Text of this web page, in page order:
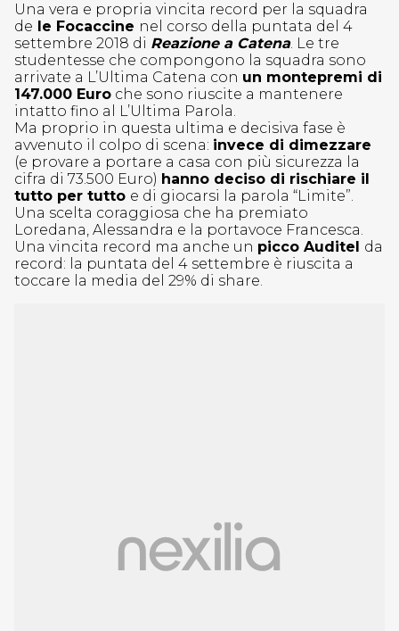
Una vera e propria vincita record per la squadra
de le Focaccine nel corso della puntata del 4
settembre 2018 di Reazione a Catena. Le tre
studentesse che compongono la squadra sono
arrivate a L’Ultima Catena con un montepremi di
147.000 Euro che sono riuscite a mantenere
intatto fino al L’Ultima Parola.
Ma proprio in questa ultima e decisiva fase è
avvenuto il colpo di scena: invece di dimezzare
(e provare a portare a casa con più sicurezza la
cifra di 73.500 Euro) hanno deciso di rischiare il
tutto per tutto e di giocarsi la parola “Limite”.
Una scelta coraggiosa che ha premiato
Loredana, Alessandra e la portavoce Francesca.
Una vincita record ma anche un picco Auditel da
record: la puntata del 4 settembre è riuscita a
toccare la media del 29% di share.